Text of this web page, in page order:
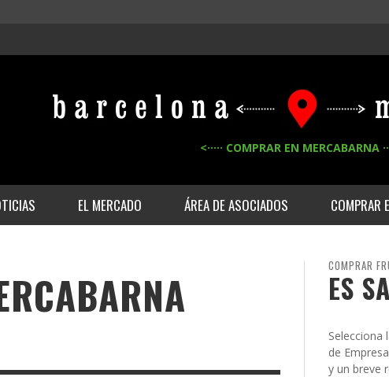
<····· COMPRAR EN MERCABARNA
EL MERCADO ÁREA DE ASOCIADOS COMPRAR
COMPRAR
ES
Selecciona
de
y un breve